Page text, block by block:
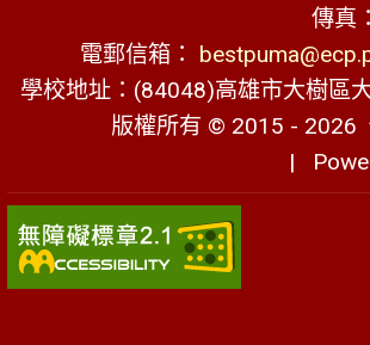
傳真
電郵信箱：
學校地址：(84048)高雄市大樹區
版權所有 © 2015 - 2026
|